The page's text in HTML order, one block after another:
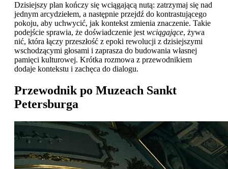
Dzisiejszy plan kończy się wciągającą nutą: zatrzymaj się nad
jednym arcydziełem, a następnie przejdź do kontrastującego
pokoju, aby uchwycić, jak kontekst zmienia znaczenie. Takie
podejście sprawia, że doświadczenie jest wciągające, żywa
nić, która łączy przeszłość z epoki rewolucji z dzisiejszymi
wschodzącymi głosami i zaprasza do budowania własnej
pamięci kulturowej. Krótka rozmowa z przewodnikiem
dodaje kontekstu i zachęca do dialogu.
Przewodnik po Muzeach Sankt
Petersburga